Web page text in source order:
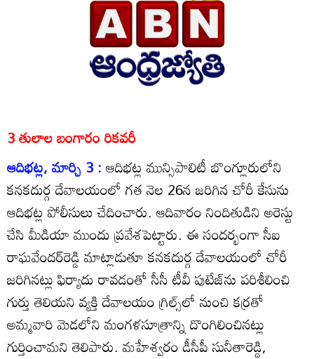
3 తులాల బంగారం రికవరీ
ఆదిభట్ల, మార్చి 3 :ఆదిభట్ల మున్సిపాలిటీ బొంగ్లూరులోని
కనకదుర్గ దేవాలయంలో గత నెల 26న జరిగిన చోరీ కేసును
ఆదిభట్ల పోలీసులు చేదించారు. ఆదివారం నిందితుడిని అరెస్టు
చేసి మీడియా ముందు ప్రవేశపెట్టారు. ఈ సందర్భంగా సీఐ
రాఘవేందర్‌రెడ్డి మాట్లాడుతూ కనకదుర్గ దేవాలయంలో చోరీ
జరిగినట్లు ఫిర్యాదు రావడంతో సీసీ టీవీ పుటేజ్‌ను పరిశీలించి
గుర్తు తెలియని వ్యక్తి దేవాలయం గ్రిల్స్‌లో నుంచి కర్రతో
అమ్మవారి మెడలోని మంగళసూత్రాన్ని దొంగిలించినట్లు
గుర్తించామని తెలిపారు. మహేశ్వరం డీసీపీ సునీతారెడ్డి,